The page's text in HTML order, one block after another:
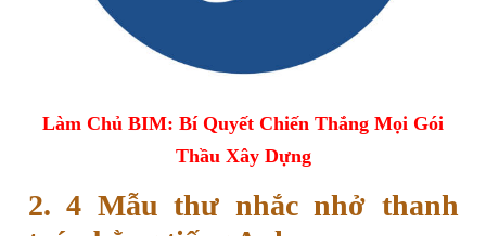
Làm Chủ BIM: Bí Quyết Chiến Thắng Mọi Gói
Thầu Xây Dựng
2. 4 Mẫu thư nhắc nhở thanh